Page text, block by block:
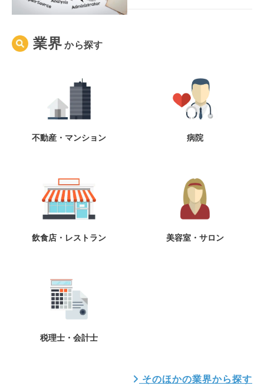
業界から探す
不動産・マンション 病院
飲食店・レストラン 美容室・サロン
税理士・会計士
そのほかの業界から探す